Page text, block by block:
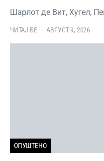
Шарлот де Вит, Хугел,
ЧИТАЈ БЕ АВГУСТ 9, 2026
ОПУШТЕНО